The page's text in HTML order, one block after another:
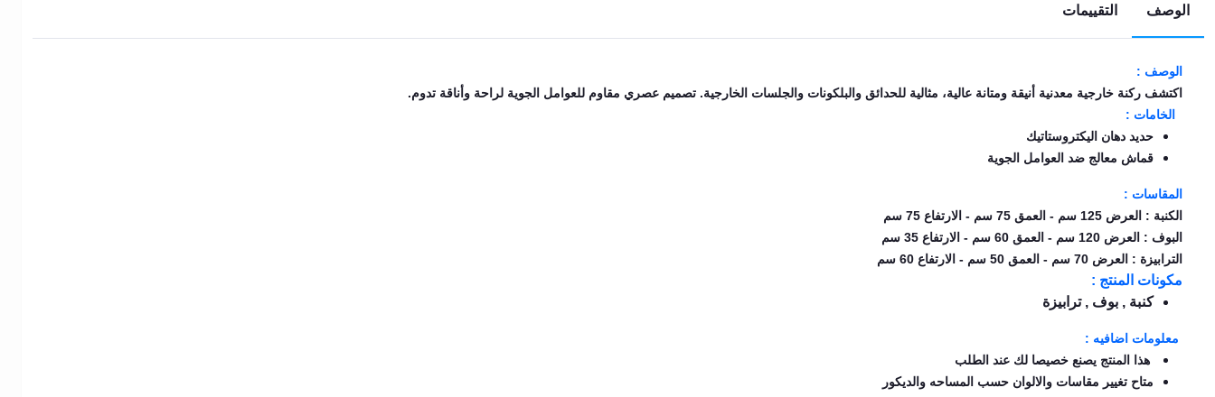
EN
تسجيل
الدخول
اشترك
الآن
الوصف التقييمات
الوصف :
اكتشف ركنة خارجية معدنية أنيقة ومتانة عالية، مثالية للحدائق والبلكونات والجلسات الخارجية. تصميم عصري مقاوم للعوامل الجوية لراحة وأناقة تدوم.
الخامات :
حديد دهان اليكتروستاتيك
قماش معالج ضد العوامل الجوية
المقاسات :
الكنبة : العرض 125 سم - العمق 75 سم - الارتفاع 75 سم
البوف : العرض 120 سم - العمق 60 سم - الارتفاع 35 سم
الترابيزة : العرض 70 سم - العمق 50 سم - الارتفاع 60 سم
مكونات المنتج :
كنبة , بوف , ترابيزة
معلومات اضافيه :
هذا المنتج يصنع خصيصا لك عند الطلب
متاح تغيير مقاسات والالوان حسب المساحه والديكور